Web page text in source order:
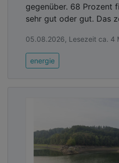
gegenüber. 68 Prozent
sehr gut oder gut. Das
05.08.2026, Lesezeit ca. 4
energie